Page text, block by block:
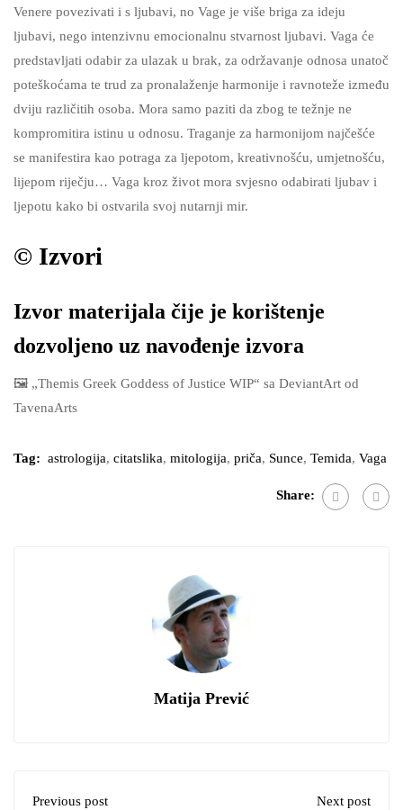
Venere povezivati i s ljubavi, no Vage je više briga za ideju
ljubavi, nego intenzivnu emocionalnu stvarnost ljubavi. Vaga će
predstavljati odabir za ulazak u brak, za održavanje odnosa unatoč
poteškoćama te trud za pronalaženje harmonije i ravnoteže između
dviju različitih osoba. Mora samo paziti da zbog te težnje ne
kompromitira istinu u odnosu. Traganje za harmonijom najčešće
se manifestira kao potraga za ljepotom, kreativnošću, umjetnošću,
lijepom riječju… Vaga kroz život mora svjesno odabirati ljubav i
ljepotu kako bi ostvarila svoj nutarnji mir.
©️ Izvori
Izvor materijala čije je korištenje
dozvoljeno uz navođenje izvora
🖼️ „Themis Greek Goddess of Justice WIP“ sa DeviantArt od
TavenaArts
Tag: astrologija, citatslika, mitologija, priča, Sunce, Temida, Vaga
Share:
Matija Prević
Previous post Next post